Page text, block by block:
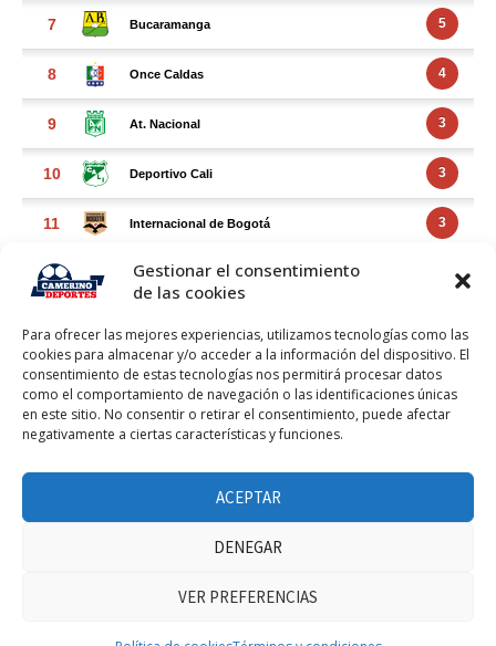
Gestionar el consentimiento
de las cookies
Para ofrecer las mejores experiencias, utilizamos tecnologías como las
cookies para almacenar y/o acceder a la información del dispositivo. El
consentimiento de estas tecnologías nos permitirá procesar datos
como el comportamiento de navegación o las identificaciones únicas
en este sitio. No consentir o retirar el consentimiento, puede afectar
negativamente a ciertas características y funciones.
ACEPTAR
DENEGAR
VER PREFERENCIAS
FACEBOOK FEED
Haz clic para aceptar márketing cookies y